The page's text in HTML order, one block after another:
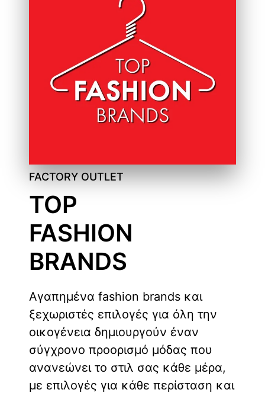
FACTORY OUTLET
TOP
FASHION
BRANDS
Αγαπημένα fashion brands και
ξεχωριστές επιλογές για όλη την
οικογένεια δημιουργούν έναν
σύγχρονο προορισμό μόδας που
ανανεώνει το στιλ σας κάθε μέρα,
με επιλογές για κάθε περίσταση και